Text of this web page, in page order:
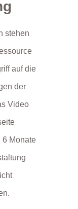
stehen
auf die
der
Video
6 Monate